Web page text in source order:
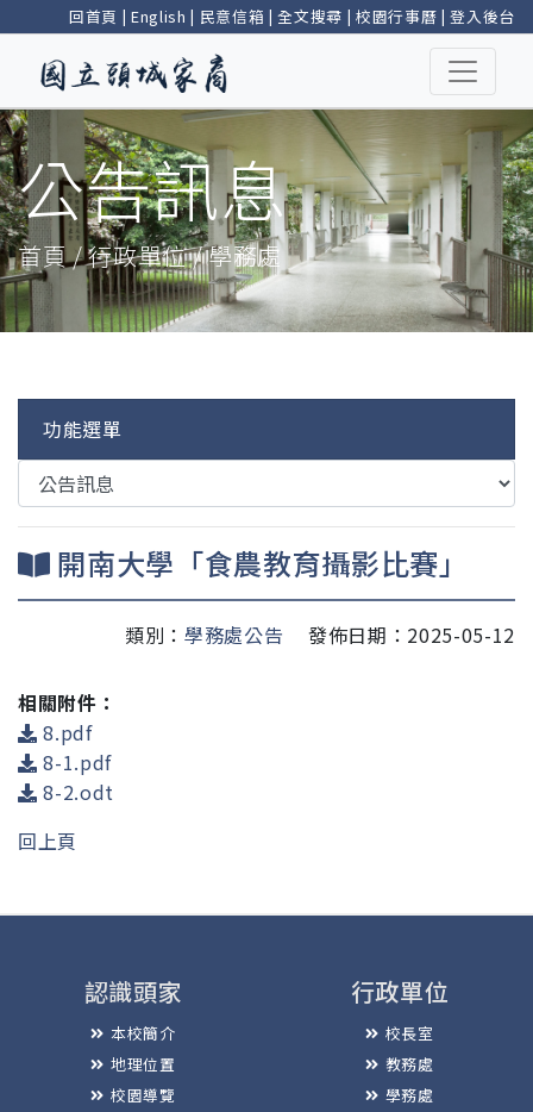
回首頁 | English | 民意信箱 |全文搜尋 | 校園行事曆 |登入後台
公告訊息
首頁 / 行政單位 / 學務處
功能選單
開南大學「食農教育攝影比賽」
類別： 學務處公告 發佈日期：2025-05-12
相關附件：
8.pdf
8-1.pdf
8-2.odt
回上頁
認識頭家
本校簡介
地理位置
校園導覽
行政單位
校長室
教務處
學務處